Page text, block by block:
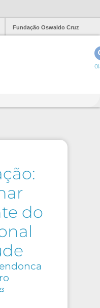
Fundação Oswaldo Cruz
do